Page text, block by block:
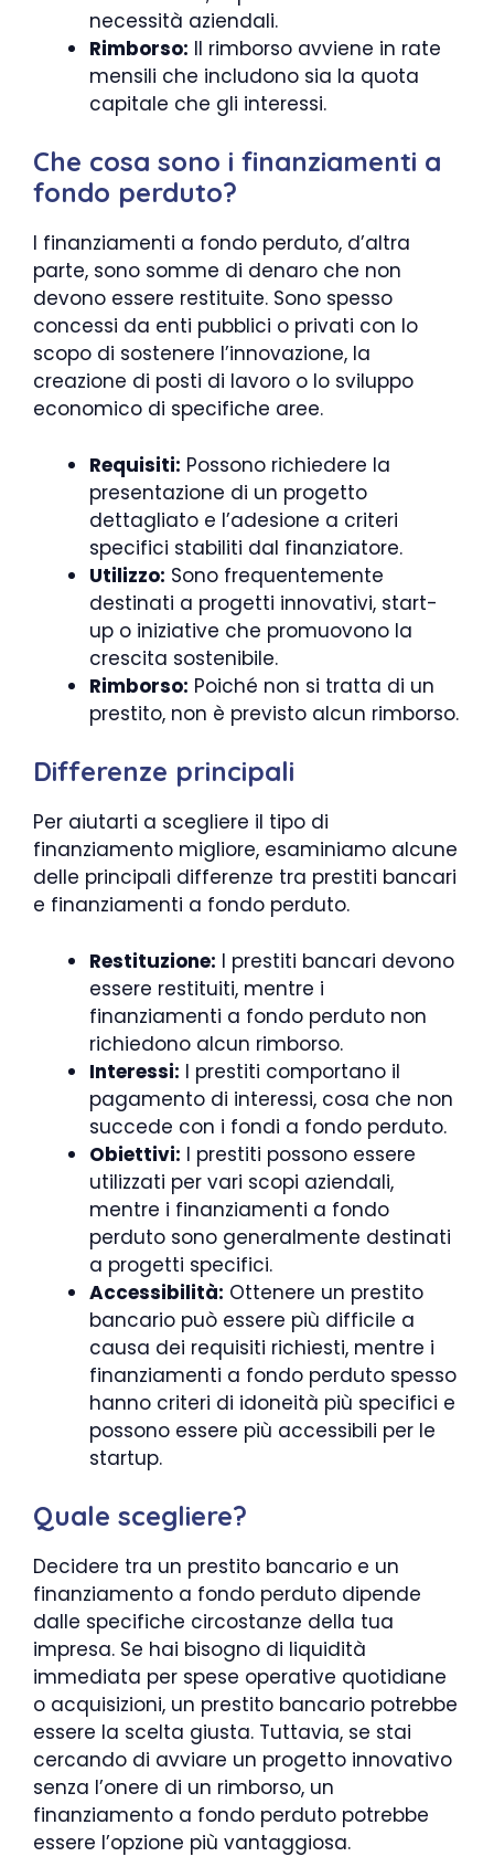
necessità aziendali.
Rimborso: Il rimborso avviene in rate
mensili che includono sia la quota
capitale che gli interessi.
Che cosa sono i finanziamenti a
fondo perduto?
I finanziamenti a fondo perduto, d’altra
parte, sono somme di denaro che non
devono essere restituite. Sono spesso
concessi da enti pubblici o privati con lo
scopo di sostenere l’innovazione, la
creazione di posti di lavoro o lo sviluppo
economico di specifiche aree.
Requisiti: Possono richiedere la
presentazione di un progetto
dettagliato e l’adesione a criteri
specifici stabiliti dal finanziatore.
Utilizzo: Sono frequentemente
destinati a progetti innovativi, start-
up o iniziative che promuovono la
crescita sostenibile.
Rimborso: Poiché non si tratta di un
prestito, non è previsto alcun rimborso.
Differenze principali
Per aiutarti a scegliere il tipo di
finanziamento migliore, esaminiamo alcune
delle principali differenze tra prestiti bancari
e finanziamenti a fondo perduto.
Restituzione: I prestiti bancari devono
essere restituiti, mentre i
finanziamenti a fondo perduto non
richiedono alcun rimborso.
Interessi: I prestiti comportano il
pagamento di interessi, cosa che non
succede con i fondi a fondo perduto.
Obiettivi: I prestiti possono essere
utilizzati per vari scopi aziendali,
mentre i finanziamenti a fondo
perduto sono generalmente destinati
a progetti specifici.
Accessibilità: Ottenere un prestito
bancario può essere più difficile a
causa dei requisiti richiesti, mentre i
finanziamenti a fondo perduto spesso
hanno criteri di idoneità più specifici e
possono essere più accessibili per le
startup.
Quale scegliere?
Decidere tra un prestito bancario e un
finanziamento a fondo perduto dipende
dalle specifiche circostanze della tua
impresa. Se hai bisogno di liquidità
immediata per spese operative quotidiane
o acquisizioni, un prestito bancario potrebbe
essere la scelta giusta. Tuttavia, se stai
cercando di avviare un progetto innovativo
senza l’onere di un rimborso, un
finanziamento a fondo perduto potrebbe
essere l’opzione più vantaggiosa.